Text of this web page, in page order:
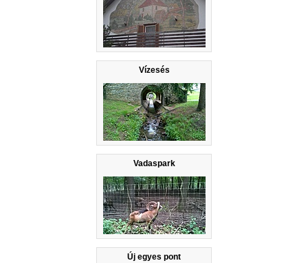
Vízesés
Vadaspark
Új egyes pont